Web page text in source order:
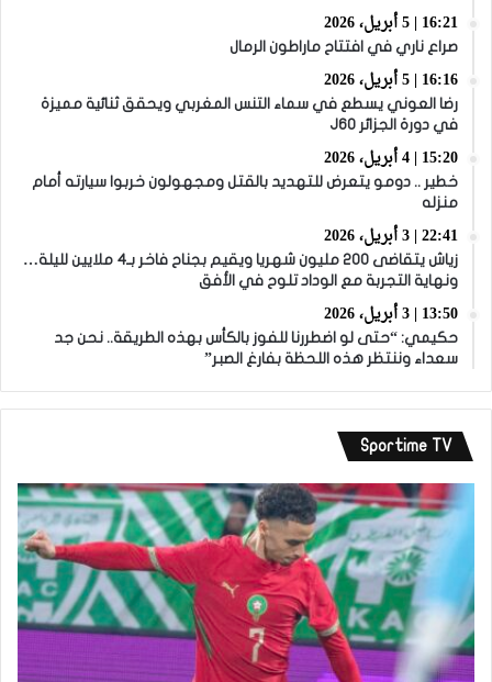
16:21 | 5 أبريل، 2026
صراع ناري في افتتاح ماراطون الرمال
16:16 | 5 أبريل، 2026
رضا العوني يسطع في سماء التنس المغربي ويحقق ثنائية مميزة
في دورة الجزائر J60
15:20 | 4 أبريل، 2026
خطير .. دومو يتعرض للتهديد بالقتل ومجهولون خربوا سيارته أمام
منزله
22:41 | 3 أبريل، 2026
زياش يتقاضى 200 مليون شهريا ويقيم بجناح فاخر بـ4 ملايين لليلة…
ونهاية التجربة مع الوداد تلوح في الأفق
13:50 | 3 أبريل، 2026
حكيمي: “حتى لو اضطررنا للفوز بالكأس بهذه الطريقة.. نحن جد
سعداء وننتظر هذه اللحظة بفارغ الصبر”
Sportime TV